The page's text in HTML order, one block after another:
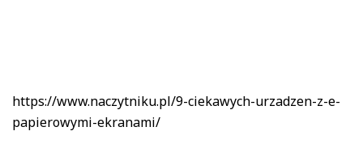
https://www.naczytniku.pl/9-ciekawych-urzadzen-z-e-
papierowymi-ekranami/